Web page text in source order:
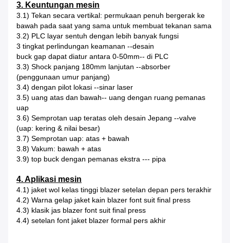
3. Keuntungan mesin
3.1) Tekan secara vertikal: permukaan penuh bergerak ke
bawah pada saat yang sama untuk membuat tekanan sama
3.2) PLC layar sentuh dengan lebih banyak fungsi
3 tingkat perlindungan keamanan --desain
buck gap dapat diatur antara 0-50mm-- di PLC
3.3) Shock panjang 180mm lanjutan --absorber
(penggunaan umur panjang)
3.4) dengan pilot lokasi --sinar laser
3.5) uang atas dan bawah-- uang dengan ruang pemanas
uap
3.6) Semprotan uap teratas oleh desain Jepang --valve
(uap: kering & nilai besar)
3.7) Semprotan uap: atas + bawah
3.8) Vakum: bawah + atas
3.9) top buck dengan pemanas ekstra --- pipa
4. Aplikasi mesin
4.1) jaket wol kelas tinggi blazer setelan depan pers terakhir
4.2) Warna gelap jaket kain blazer font suit final press
4.3) klasik jas blazer font suit final press
4.4) setelan font jaket blazer formal pers akhir